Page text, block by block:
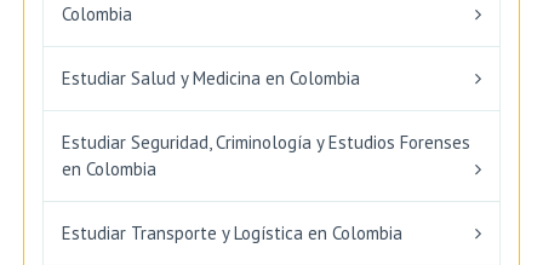
Colombia
Estudiar Salud y Medicina en Colombia
Estudiar Seguridad, Criminología y Estudios Forenses
en Colombia
Estudiar Transporte y Logística en Colombia